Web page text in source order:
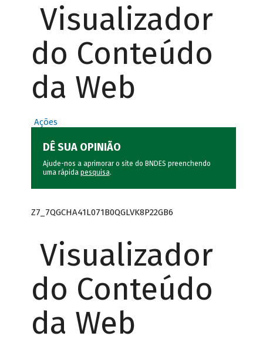
Visualizador
do Conteúdo
da Web
Ações
DÊ SUA OPINIÃO
Ajude-nos a aprimorar o site do BNDES preenchendo
uma rápida pesquisa.
Z7_7QGCHA41L071B0QGLVK8P22GB6
Visualizador
do Conteúdo
da Web